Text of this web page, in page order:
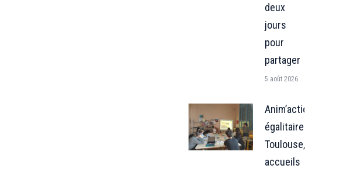
deux
jours
pour
partager
5 août 2026
Anim’action
égalitaire : à
Toulouse, 4
accueils